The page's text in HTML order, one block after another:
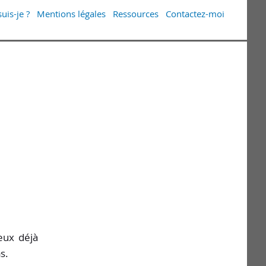
je ? Mentions légales Ressources Contactez-moi
déjà